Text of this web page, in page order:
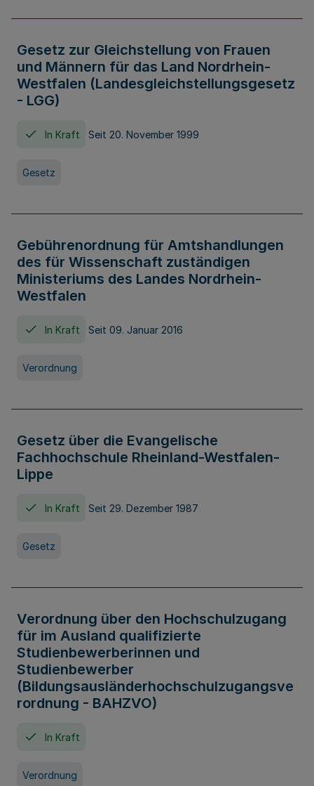
Gesetz zur Gleichstellung von Frauen
und Männern für das Land Nordrhein-
Westfalen (Landesgleichstellungsgesetz
- LGG)
In Kraft Seit 20. November 1999
Gesetz
Gebührenordnung für Amtshandlungen
des für Wissenschaft zuständigen
Ministeriums des Landes Nordrhein-
Westfalen
In Kraft Seit 09. Januar 2016
Verordnung
Gesetz über die Evangelische
Fachhochschule Rheinland-Westfalen-
Lippe
In Kraft Seit 29. Dezember 1987
Gesetz
Verordnung über den Hochschulzugang
für im Ausland qualifizierte
Studienbewerberinnen und
Studienbewerber
(Bildungsausländerhochschulzugangsve
rordnung - BAHZVO)
In Kraft
Verordnung